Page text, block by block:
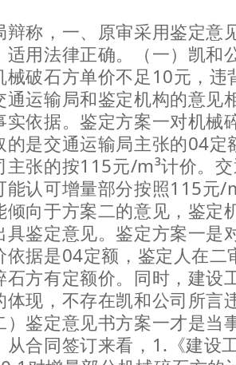
辩称，一、原审采用鉴定意
适用法律正确。（一）凯和
械破石方单价不足10元，违
通运输局和鉴定机构的意见
实依据。鉴定方案一对机械
的是交通运输局主张的04定
主张的按115元/m³计价。
能认可增量部分按照115元/
倾向于方案二的意见，鉴定
具鉴定意见。鉴定方案一是
依据是04定额，鉴定人在二
石方有定额价。同时，建设
体现，不存在凯和公司所言
）鉴定意见书方案一才是当
从合同签订来看，1.《建设